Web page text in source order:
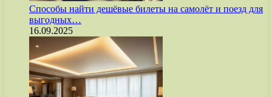
Способы найти дешёвые билеты на самолёт и поезд для
выгодных…
16.09.2025